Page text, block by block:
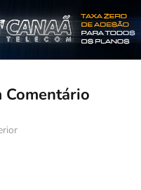
Comentário